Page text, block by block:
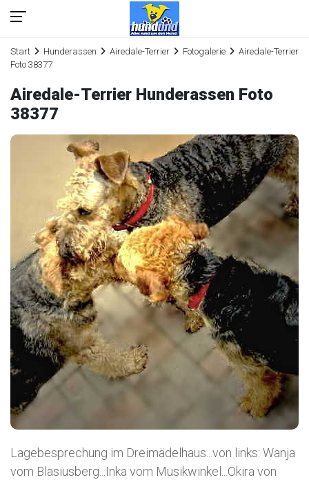
Start Hunderassen Airedale-Terrier Fotogalerie
Airedale-Terrier
Foto 38377
Airedale-Terrier Hunderassen Foto
38377
Lagebesprechung im Dreimädelhaus...von links: Wanja
vom Blasiusberg...Inka vom Musikwinkel...Okira von